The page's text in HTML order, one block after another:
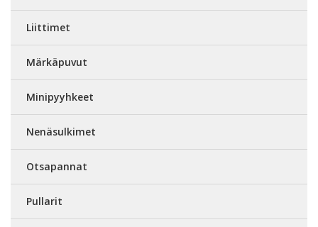
Liittimet
Märkäpuvut
Minipyyhkeet
Nenäsulkimet
Otsapannat
Pullarit